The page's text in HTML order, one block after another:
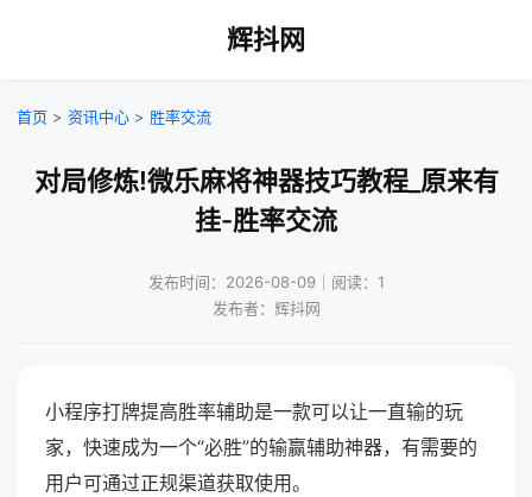
辉抖网
首页 > 资讯中心 > 胜率交流
对局修炼!微乐麻将神器技巧教程_原来有
挂-胜率交流
发布时间：2026-08-09｜阅读：1
发布者：辉抖网
小程序打牌提高胜率辅助是一款可以让一直输的玩
家，快速成为一个“必胜”的输赢辅助神器，有需要的
用户可通过正规渠道获取使用。